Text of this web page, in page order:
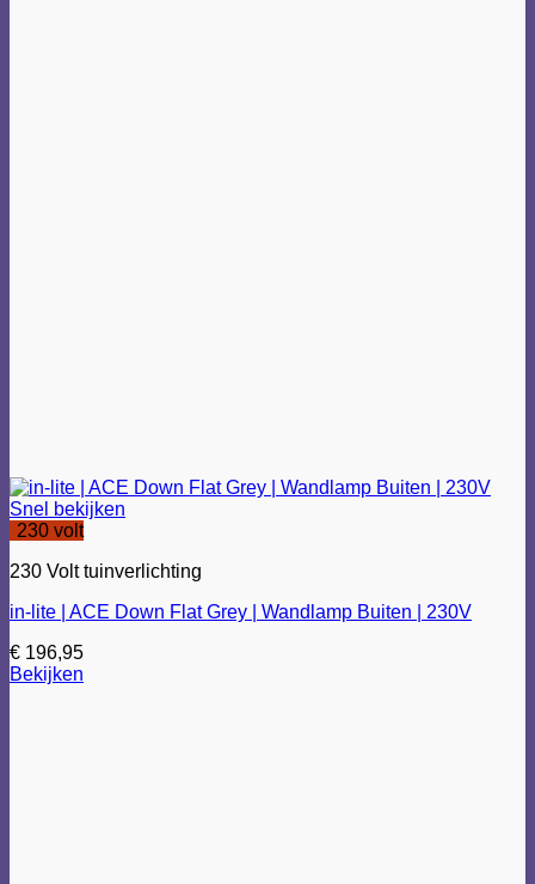
Snel bekijken
230 volt
230 Volt tuinverlichting
in-lite | ACE Down Flat Grey | Wandlamp Buiten | 230V
€ 196,95
Bekijken